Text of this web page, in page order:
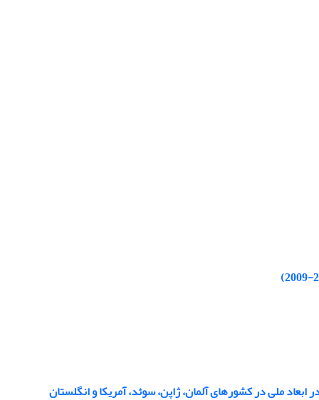
ملی در کشورهای آلمان، ژاپن، سوئد، آمریکا و انگلستان